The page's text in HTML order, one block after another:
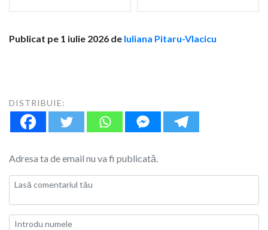
Publicat pe 1 iulie 2026 de Iuliana Pitaru-Vlacicu
DISTRIBUIE:
Adresa ta de email nu va fi publicată.